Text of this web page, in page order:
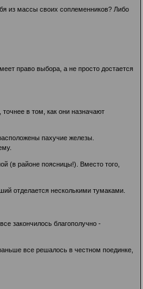
из массы своих соплеменников? Либо
право выбора, а не просто достается
в том, как они назначают
пахучие железы.
(в районе поясницы!). Вместо того,
отделается несколькими тумаками.
закончилось благополучно -
все решалось в честном поединке,